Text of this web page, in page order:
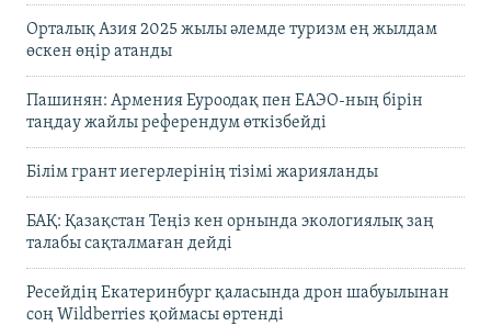
Орталық Азия 2025 жылы әлемде туризм ең жылдам
өскен өңір атанды
Пашинян: Армения Еуроодақ пен ЕАЭО-ның бірін
таңдау жайлы референдум өткізбейді
Білім грант иегерлерінің тізімі жарияланды
БАҚ: Қазақстан Теңіз кен орнында экологиялық заң
талабы сақталмаған дейді
Ресейдің Екатеринбург қаласында дрон шабуылынан
соң Wildberries қоймасы өртенді